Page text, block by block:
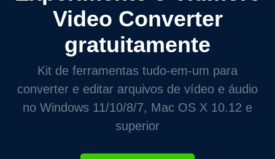
Video Converter
gratuitamente
Kit de ferramentas tudo-em-um para
converter e editar arquivos de vídeo e áudio
no Windows 11/10/8/7, Mac OS X 10.12 e
superior